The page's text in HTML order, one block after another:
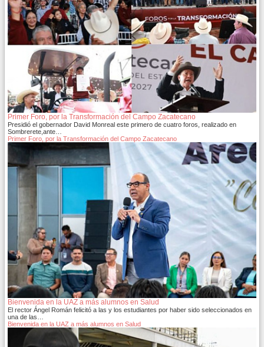
Primer Foro, por la Transformación del Campo Zacatecano
Presidió el gobernador David Monreal este primero de cuatro foros, realizado en
Sombrerete,ante…
Primer Foro, por la Transformación del Campo Zacatecano
Bienvenida en la UAZ a más alumnos en Salud
El rector Ángel Román felicitó a las y los estudiantes por haber sido seleccionados en
una de las…
Bienvenida en la UAZ a más alumnos en Salud